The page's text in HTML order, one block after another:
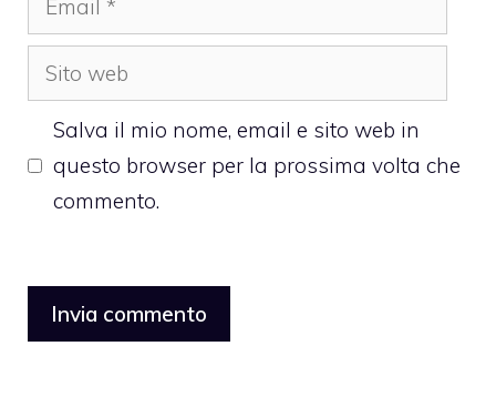
Sito
web
Salva il mio nome, email e sito web in
questo browser per la prossima volta che
commento.